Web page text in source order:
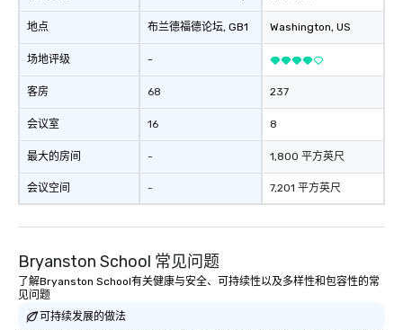
地点
场地评级
客房
会议室
最大的房间
会议空间
布兰德福德论坛, GB1
-
68
16
-
-
Washington, US
237
8
1,800 平方英尺
7,201 平方英尺
Bryanston School 常见问题
了解Bryanston School有关健康与安全、可持续性以及多样性和包容性的常
见问题
可持续发展的做法